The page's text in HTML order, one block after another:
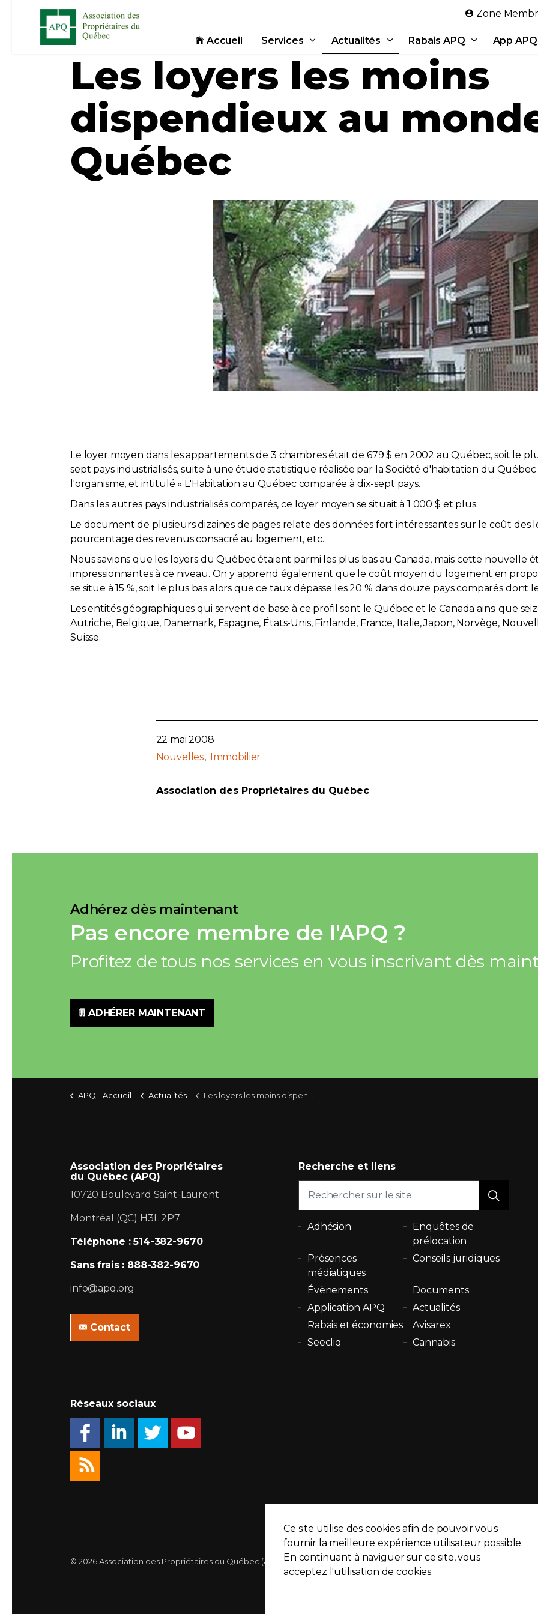
Accueil Services Actualités Rabais APQ App APQ
Zone
Les loyers les moins
dispendieux au
Québec
Le loyer moyen dans les appartements de 3 chambres était de 679 $ en 2002 au Québec, soit le
sept pays industrialisés, suite à une étude statistique réalisée par la Société d'habitation du
l'organisme, et intitulé « L'Habitation au Québec comparée à dix-sept pays.
Dans les autres pays industrialisés comparés, ce loyer moyen se situait à 1 000 $ et plus.
Le document de plusieurs dizaines de pages relate des données fort intéressantes sur le coût des
pourcentage des revenus consacré au logement, etc.
Nous savions que les loyers du Québec étaient parmi les plus bas au Canada, mais cette nouvelle
impressionnantes à ce niveau. On y apprend également que le coût moyen du logement en
se situe à 15 %, soit le plus bas alors que ce taux dépasse les 20 % dans douze pays comparés dont
Les entités géographiques qui servent de base à ce profil sont le Québec et le Canada ainsi que
Autriche, Belgique, Danemark, Espagne, États-Unis, Finlande, France, Italie, Japon, Norvège,
Suisse.
22 mai 2008
Nouvelles
Immobilier
Association des Propriétaires du Québec
Adhérez dès maintenant
Pas encore membre de l'APQ ?
Profitez de tous nos services en vous inscrivant dès
ADHÉRER MAINTENANT
APQ - Accueil Actualités Les loyers les moins dispendieux au monde sont au Québec
Association des Propriétaires
du Québec (APQ)
10720 Boulevard Saint-Laurent
Montréal (QC) H3L 2P7
Téléphone : 514-382-9670
Sans frais : 888-382-9670
info@apq.org
Contact
Recherche et liens
Adhésion
Enquêtes de
prélocation
Présences
médiatiques
Conseils juridiques
Évènements
Documents
Application APQ
Actualités
Rabais et économies
Avisarex
Seecliq
Cannabis
Réseaux sociaux
© 2026 Association des Propriétaires du Québec (APQ) Politique de confidentialité Plan du site
Ce site utilise des cookies afin de pouvoir vous
fournir la meilleure expérience utilisateur possible.
En continuant à naviguer sur ce site, vous
acceptez l'utilisation de cookies.